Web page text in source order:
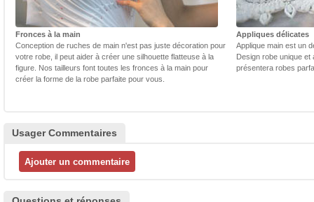
Fronces à la main
Conception de ruches de main n'est pas juste décoration pour
votre robe, il peut aider à créer une silhouette flatteuse à la
figure. Nos tailleurs font toutes les fronces à la main pour
créer la forme de la robe parfaite pour vous.
Appliques délicates
Applique main est un
Design robe unique
présentera robes
Usager Commentaires